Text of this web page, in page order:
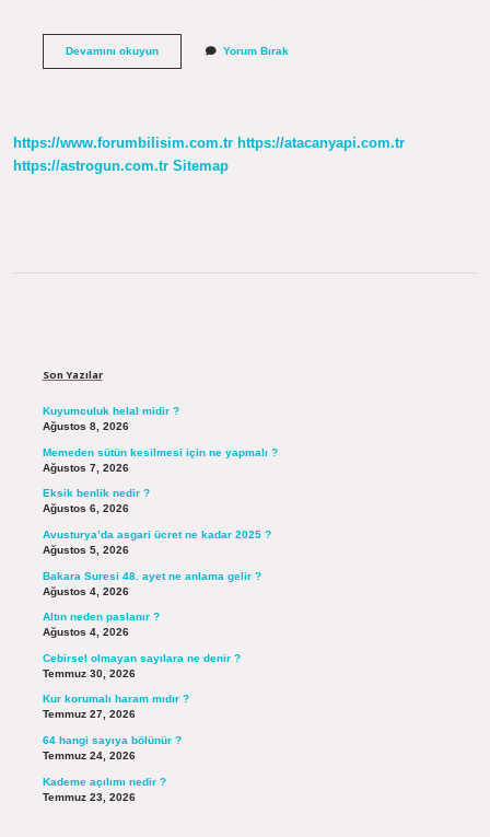
Devamını okuyunEn
Yorum Bırak
https://www.forumbilisim.com.tr https://atacanyapi.com.tr
https://astrogun.com.tr Sitemap
Son Yazılar
Kuyumculuk helal midir ?
Ağustos 8, 2026
Memeden sütün kesilmesi için ne yapmalı ?
Ağustos 7, 2026
Eksik benlik nedir ?
Ağustos 6, 2026
Avusturya’da asgari ücret ne kadar 2025 ?
Ağustos 5, 2026
Bakara Suresi 48. ayet ne anlama gelir ?
Ağustos 4, 2026
Altın neden paslanır ?
Ağustos 4, 2026
Cebirsel olmayan sayılara ne denir ?
Temmuz 30, 2026
Kur korumalı haram mıdır ?
Temmuz 27, 2026
64 hangi sayıya bölünür ?
Temmuz 24, 2026
Kademe açılımı nedir ?
Temmuz 23, 2026